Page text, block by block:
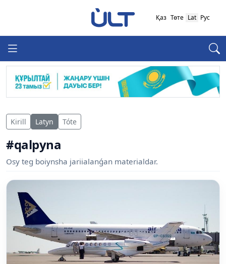
Қаз Төте Lat Рус
Kirill Latyn Tóte
#qalpyna
Osy teg boiynsha jariialanǵan materialdar.